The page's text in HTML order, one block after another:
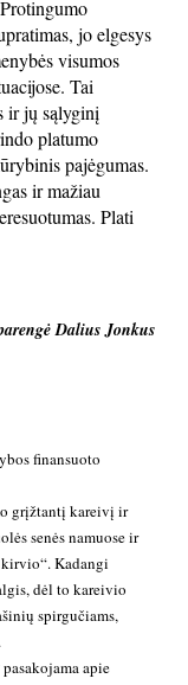
jo elgesys
visumos
Tai
ir jų sąlyginį
platumo
pajėgumas.
ir mažiau
Plati
Dalius Jonkus
finansuoto
grįžtantį kareivį ir
senės namuose ir
Kadangi
dėl to kareivio
spirgučiams,
apie